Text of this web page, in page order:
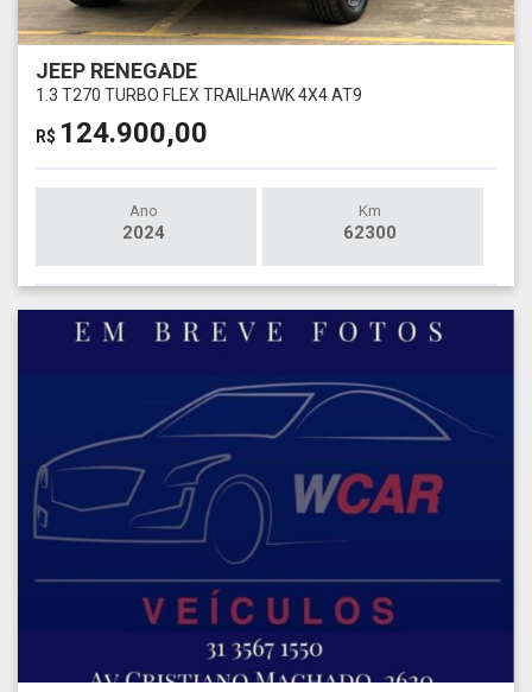
JEEP RENEGADE
1.3 T270 TURBO FLEX TRAILHAWK 4X4 AT9
R$ 124.900,00
Ano
2024
Km
62300